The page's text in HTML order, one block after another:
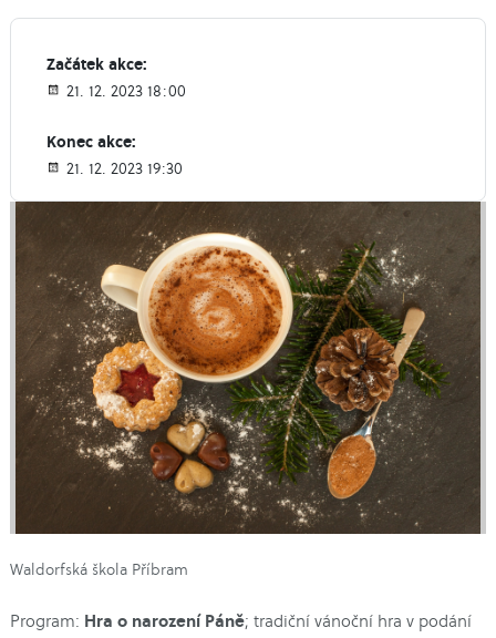
Začátek akce:
21. 12. 2023 18:00
Konec akce:
21. 12. 2023 19:30
Waldorfská škola Příbram
Program: Hra o narození Páně; tradiční vánoční hra v podání